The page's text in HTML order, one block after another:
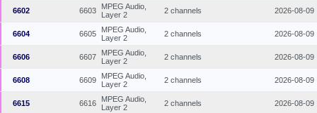
6602 6603
MPEG Audio,
Layer 2
2 channels 2026-08-09
6604 6605
MPEG Audio,
Layer 2
2 channels 2026-08-09
6606 6607
MPEG Audio,
Layer 2
2 channels 2026-08-09
6608 6609
MPEG Audio,
Layer 2
2 channels 2026-08-09
6615 6616
MPEG Audio,
Layer 2
2 channels 2026-08-09